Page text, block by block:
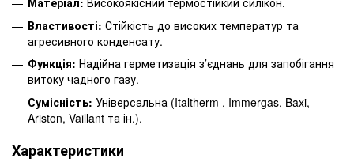
Властивості: Стійкість до високих температур та
агресивного конденсату.
Функція: Надійна герметизація з’єднань для запобігання
витоку чадного газу.
Сумісність: Універсальна (Italtherm , Immergas, Baxi,
Ariston, Vaillant та ін.).
Характеристики